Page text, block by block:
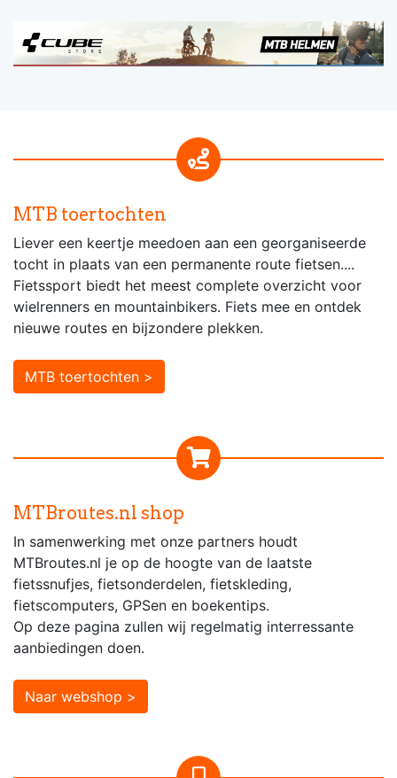
MTB toertochten
Liever een keertje meedoen aan een georganiseerde
tocht in plaats van een permanente route fietsen....
Fietssport biedt het meest complete overzicht voor
wielrenners en mountainbikers. Fiets mee en ontdek
nieuwe routes en bijzondere plekken.
MTB toertochten >
MTBroutes.nl shop
In samenwerking met onze partners houdt
MTBroutes.nl je op de hoogte van de laatste
fietssnufjes, fietsonderdelen, fietskleding,
fietscomputers, GPSen en boekentips.
Op deze pagina zullen wij regelmatig interressante
aanbiedingen doen.
Naar webshop >